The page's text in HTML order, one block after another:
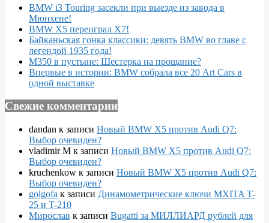
BMW i3 Touring засекли при выезде из завода в
Мюнхене!
BMW X5 переиграл X7!
Байканьская гонка классики: девять BMW во главе с
легендой 1935 года!
M350 в пустыне: Шестерка на прощание?
Впервые в истории: BMW собрала все 20 Art Cars в
одной выставке
Свежие комментарии
dandan к записи Новый BMW X5 против Audi Q7:
Выбор очевиден?
vladimir M к записи Новый BMW X5 против Audi Q7:
Выбор очевиден?
kruchenkow к записи Новый BMW X5 против Audi Q7:
Выбор очевиден?
golgofa к записи Динамометрические ключи MXITA T-
25 и T-210
Мирослав к записи Bugatti за МИЛЛИАРД рублей для